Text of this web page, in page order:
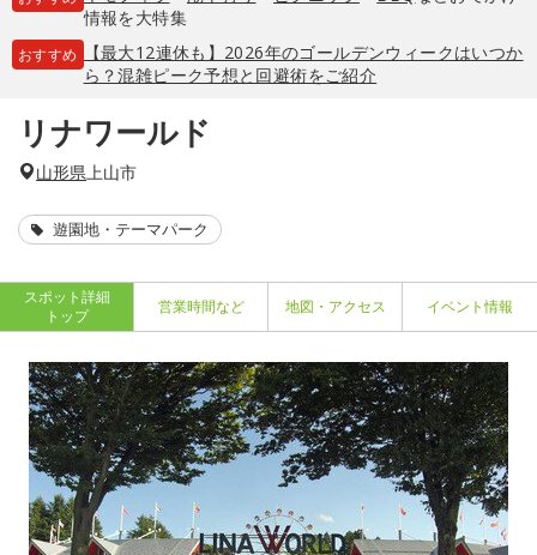
情報を大特集
おすすめ
【最大12連休も】2026年のゴールデンウィークはいつか
ら？混雑ピーク予想と回避術をご紹介
リナワールド
山形県上山市
遊園地・テーマパーク
スポット詳細
トップ
営業時間など 地図・アクセス イベント情報